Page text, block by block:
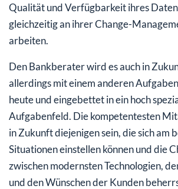
Qualität und Verfügbarkeit ihres
gleichzeitig an ihrer Change-
arbeiten.
Den Bankberater wird es auch in
allerdings mit einem anderen
heute und eingebettet in ein hoch
Aufgabenfeld. Die kompetentesten
in Zukunft diejenigen sein, die sich am
Situationen einstellen können und die
zwischen modernsten Technologien,
und den Wünschen der Kunden